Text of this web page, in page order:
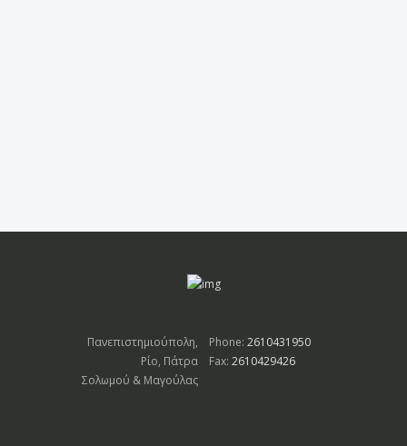
Phone: 2610431950
Fax: 2610429426
Πανεπιστημιούπολη,
Ρίο, Πάτρα
Σολωμού & Μαγούλας